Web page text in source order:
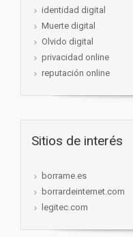
identidad digital
Muerte digital
Olvido digital
privacidad online
reputación online
Sitios de interés
borrame.es
borrardeinternet.com
legitec.com